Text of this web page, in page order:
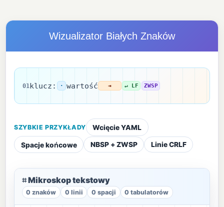
Wizualizator Białych Znaków
01 klucz: · wartość ⇥ ↵ LF ZWSP
SZYBKIE PRZYKŁADY Wcięcie YAML
Spacje końcowe NBSP + ZWSP Linie CRLF
⌗ Mikroskop tekstowy
0 znaków 0 linii 0 spacji 0 tabulatorów